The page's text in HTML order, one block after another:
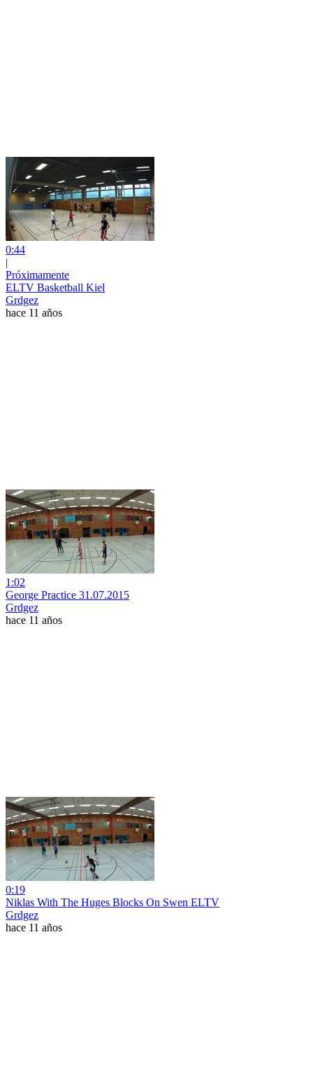
0:44
|
Próximamente
ELTV Basketball Kiel
Grdgez
hace 11 años
1:02
George Practice 31.07.2015
Grdgez
hace 11 años
0:19
Niklas With The Huges Blocks On Swen ELTV
Grdgez
hace 11 años